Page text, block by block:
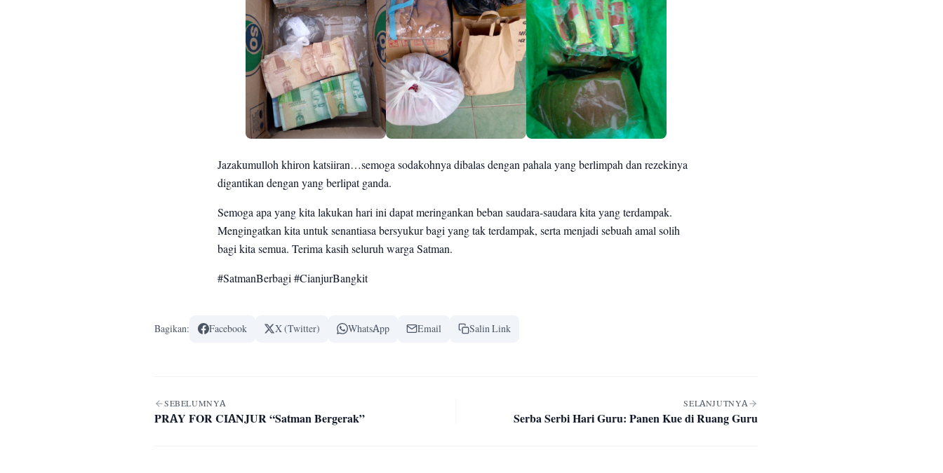
Jazakumulloh khiron katsiiran…semoga sodakohnya dibalas dengan pahala yang berlimpah dan rezekinya
digantikan dengan yang berlipat ganda.
Semoga apa yang kita lakukan hari ini dapat meringankan beban saudara-saudara kita yang terdampak.
Mengingatkan kita untuk senantiasa bersyukur bagi yang tak terdampak, serta menjadi sebuah amal solih
bagi kita semua. Terima kasih seluruh warga Satman.
#SatmanBerbagi #CianjurBangkit
Bagikan: Facebook X (Twitter) WhatsApp Email Salin Link
Navigasi artikel
SEBELUMNYA
PRAY FOR CIANJUR “Satman Bergerak”
SELANJUTNYA
Serba Serbi Hari Guru: Panen Kue di Ruang Guru